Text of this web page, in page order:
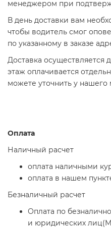
менеджером при
В день доставки вам
чтобы водитель смог
по указанному в заказе
Доставка осуществляется
этаж оплачивается
можете уточнить у
Оплата
Наличный расчет
оплата наличными
оплата в нашем
Безналичный расчет
Оплата по
и юридических